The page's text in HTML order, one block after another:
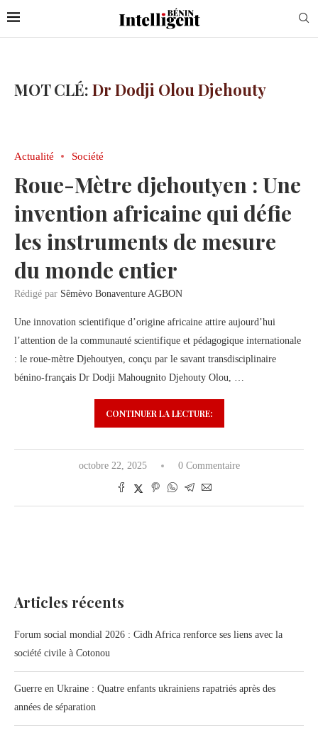
MOT CLÉ: Dr Dodji Olou Djehouty
Actualité Société
Roue-Mètre djehoutyen : Une
invention africaine qui défie
les instruments de mesure
du monde entier
Rédigé par Sêmèvo Bonaventure AGBON
Une innovation scientifique d’origine africaine attire aujourd’hui
l’attention de la communauté scientifique et pédagogique internationale
: le roue-mètre Djehoutyen, conçu par le savant transdisciplinaire
bénino-français Dr Dodji Mahougnito Djehouty Olou, …
CONTINUER LA LECTURE:
octobre 22, 2025 0 Commentaire
Articles récents
Forum social mondial 2026 : Cidh Africa renforce ses liens avec la
société civile à Cotonou
Guerre en Ukraine : Quatre enfants ukrainiens rapatriés après des
années de séparation